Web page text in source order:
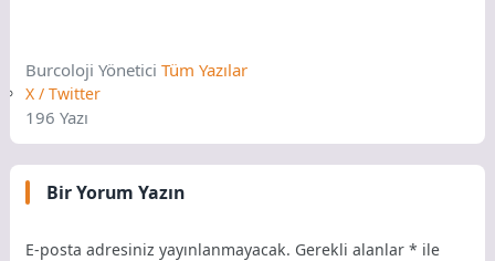
BurcolojiYöneticiTüm Yazılar
X / Twitter
196 Yazı
Bir Yorum Yazın
E-posta adresiniz yayınlanmayacak. Gerekli alanlar* ile